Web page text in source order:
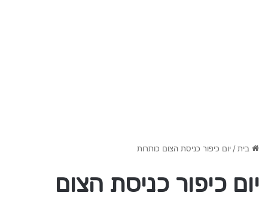
בית/יום כיפור כניסת הצום כותרות
יום כיפור כניסת הצום